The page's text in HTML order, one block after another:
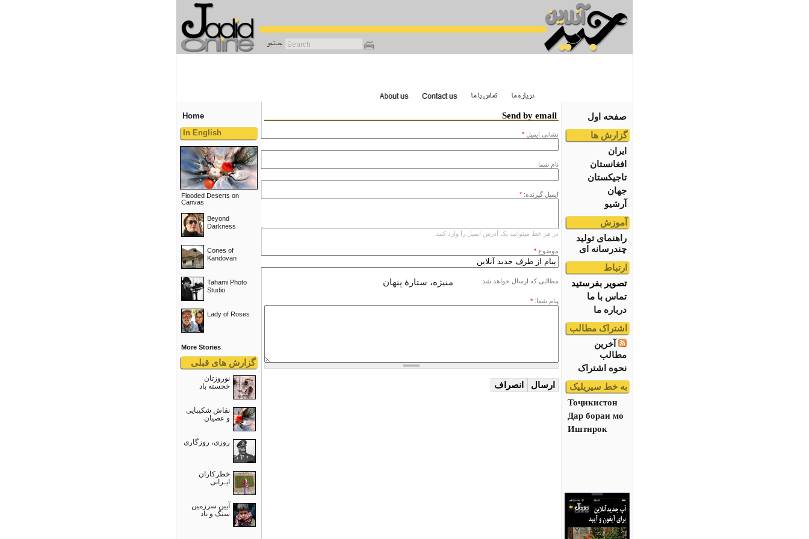
صفحه اول
گزارش ها
ایران
افغانستان
تاجیکستان
جهان
آرشیو
آموزش
راهنمای تولید
چندرسانه ای
ارتباط
تصویر بفرستید
تماس با ما
درباره ما
اشتراک مطالب
آخرین
مطالب
نحوه اشتراک
به خط سیریلیک
Тоҷикистон
Дар бораи мо
Иштирок
Home
In English
Flooded Deserts on
Canvas
Beyond
Darkness
Cones of
Kandovan
Tahami Photo
Studio
Lady of Roses
More Stories
گزارش های قبلی
نوروزتان
خجسته باد
نقاش شکیبایی
و عصيان
روزی، روزگاری
خطرکاران
ایـرانی
آیین سرزمین
سنگ و باد
Send by email
نشانى ايميل *
نام شما
ایمیل گیرنده: *
در هر خط میتوانید یک آدرس ایمیل را وارد کنید.
موضوع *
مطالبی که ارسال خواهد شد: منیژه، ستارۀ پنهان
پیام شما: *